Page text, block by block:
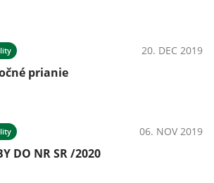
20. DEC 2019
prianie
06. NOV 2019
DO NR SR /2020